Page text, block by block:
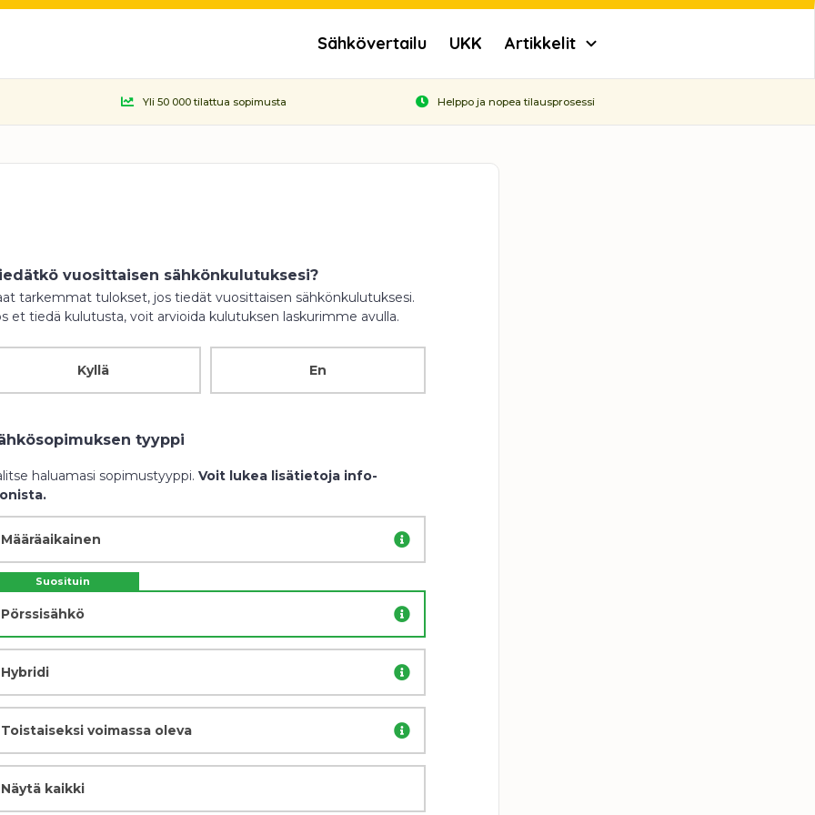
Sähkövertailu UKK Artikkelit
Yli 50 000 tilattua sopimusta Helppo ja nopea tilausprosessi
vuosittaisen sähkönkulutuksesi?
tarkemmat tulokset, jos tiedät vuosittaisen sähkönkulutuksesi.
et tiedä kulutusta, voit arvioida kulutuksen laskurimme avulla.
Kyllä En
tyyppi
haluamasi sopimustyyppi. Voit lukea lisätietoja info-
Määräaikainen
Suosituin
Pörssisähkö
Hybridi
Toistaiseksi voimassa oleva
Näytä kaikki